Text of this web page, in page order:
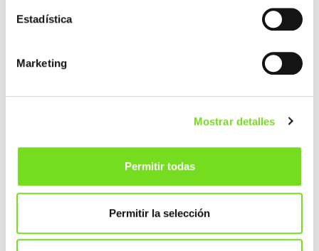
Estadística
Marketing
Mostrar detalles
Permitir todas
Permitir la selección
Final meeting del BREF de Forja y Fundición
seguimiento del proyecto DESGAS+ en Sidenor
TEDFUN celebra su Asamblea General 2026 en
Laguardia con una amplia participación del sector
de la fundición a presión.
Asamblea General de FEAF: “Las fundiciones
europeas en un punto de inflexión”